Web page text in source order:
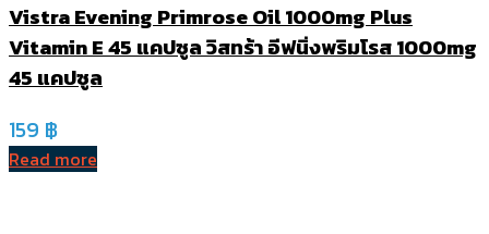
Vistra Evening Primrose Oil 1000mg Plus
Vitamin E 45 แคปซูล วิสทร้า อีฟนิ่งพริมโรส 1000mg
45 แคปซูล
159 ฿
Read more